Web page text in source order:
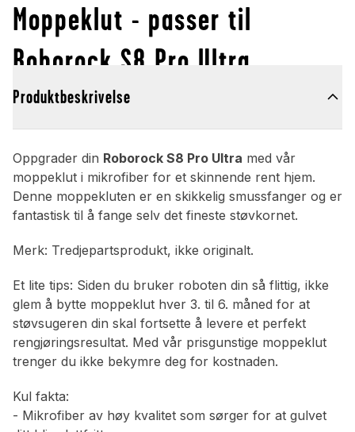
Moppeklut - passer til
Roborock S8 Pro Ultra
Produktbeskrivelse
Oppgrader din Roborock S8 Pro Ultra med vår
moppeklut i mikrofiber for et skinnende rent hjem.
Denne moppekluten er en skikkelig smussfanger og er
fantastisk til å fange selv det fineste støvkornet.
Merk: Tredjepartsprodukt, ikke originalt.
Et lite tips: Siden du bruker roboten din så flittig, ikke
glem å bytte moppeklut hver 3. til 6. måned for at
støvsugeren din skal fortsette å levere et perfekt
rengjøringsresultat. Med vår prisgunstige moppeklut
trenger du ikke bekymre deg for kostnaden.
Kul fakta:
- Mikrofiber av høy kvalitet som sørger for at gulvet